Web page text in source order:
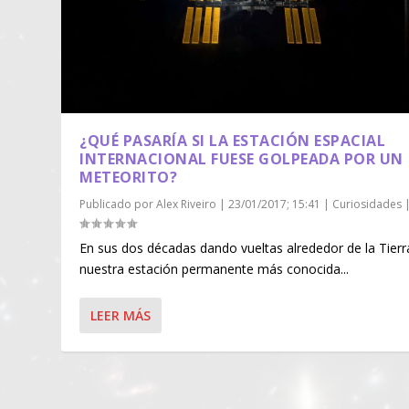
¿QUÉ PASARÍA SI LA ESTACIÓN ESPACIAL
INTERNACIONAL FUESE GOLPEADA POR UN
METEORITO?
Publicado porAlex Riveiro |23/01/2017; 15:41 | Curiosidades
En sus dos décadas dando vueltas alrededor de la
nuestra estación permanente más conocida...
LEER MÁS